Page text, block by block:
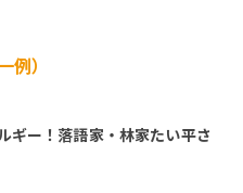
）
ー！落語家・林家たい平さ